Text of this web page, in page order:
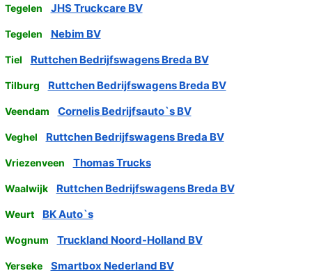
Tegelen JHS Truckcare BV
Tegelen Nebim BV
Tiel Ruttchen Bedrijfswagens Breda BV
Tilburg Ruttchen Bedrijfswagens Breda BV
Veendam Cornelis Bedrijfsauto`s BV
Veghel Ruttchen Bedrijfswagens Breda BV
Vriezenveen Thomas Trucks
Waalwijk Ruttchen Bedrijfswagens Breda BV
Weurt BK Auto`s
Wognum Truckland Noord-Holland BV
Yerseke Smartbox Nederland BV